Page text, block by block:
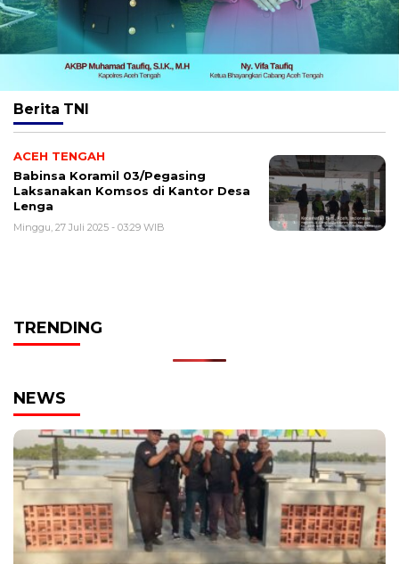
Berita TNI
ACEH TENGAH
Babinsa Koramil 03/Pegasing
Laksanakan Komsos di Kantor Desa
Lenga
Minggu, 27 Juli 2025 - 03:29 WIB
TRENDING
NEWS